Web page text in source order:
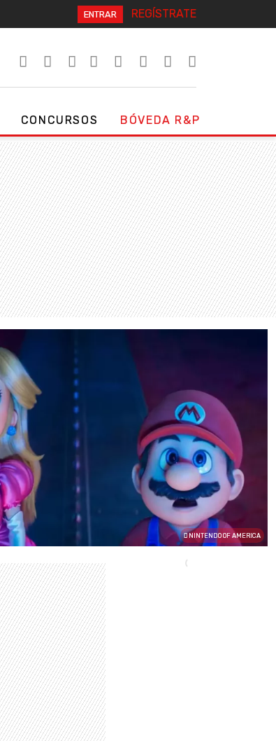
ENTRAR REGÍSTRATE
CONCURSOS BÓVEDA R&P
NINTENDO OF AMERICA